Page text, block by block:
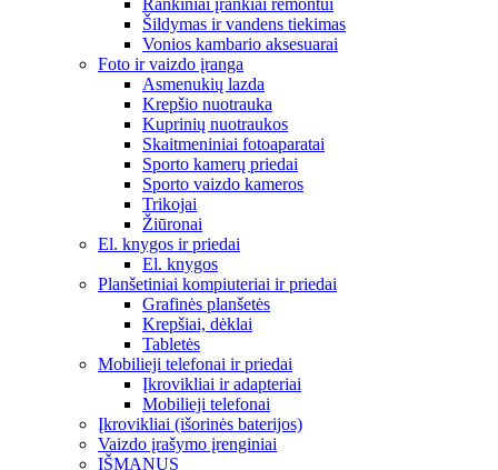
Rankiniai įrankiai remontui
Šildymas ir vandens tiekimas
Vonios kambario aksesuarai
Foto ir vaizdo įranga
Asmenukių lazda
Krepšio nuotrauka
Kuprinių nuotraukos
Skaitmeniniai fotoaparatai
Sporto kamerų priedai
Sporto vaizdo kameros
Trikojai
Žiūronai
El. knygos ir priedai
El. knygos
Planšetiniai kompiuteriai ir priedai
Grafinės planšetės
Krepšiai, dėklai
Tabletės
Mobilieji telefonai ir priedai
Įkrovikliai ir adapteriai
Mobilieji telefonai
Įkrovikliai (išorinės baterijos)
Vaizdo įrašymo įrenginiai
IŠMANUS